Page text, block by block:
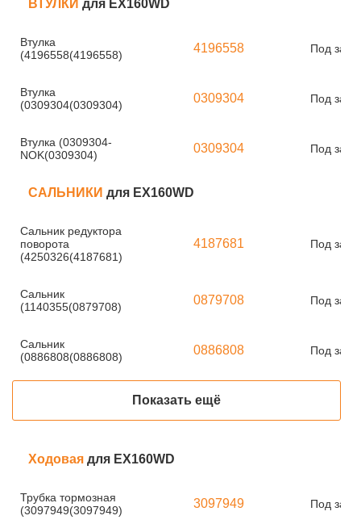
ВТУЛКИ для EX160WD
Втулка
(4196558(4196558)
4196558 Под заказ
Втулка
(0309304(0309304)
0309304 Под заказ
Втулка (0309304-
NOK(0309304)
0309304 Под заказ
САЛЬНИКИ для EX160WD
Сальник редуктора
поворота
(4250326(4187681)
4187681 Под заказ
Сальник
(1140355(0879708)
0879708 Под заказ
Сальник
(0886808(0886808)
0886808 Под заказ
Показать ещё
Ходовая для EX160WD
Трубка тормозная
(3097949(3097949)
3097949 Под заказ